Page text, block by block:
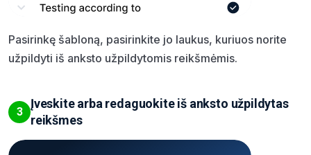
Pasirinkę šabloną, pasirinkite jo laukus, kuriuos norite
užpildyti iš anksto užpildytomis reikšmėmis.
3
Įveskite arba redaguokite iš anksto užpildytas
reikšmes